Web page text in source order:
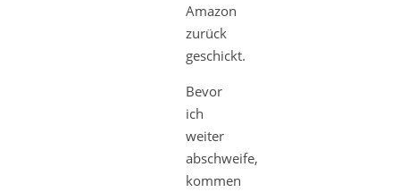
Amazon
zurück
geschickt.
Bevor
ich
weiter
abschweife,
kommen